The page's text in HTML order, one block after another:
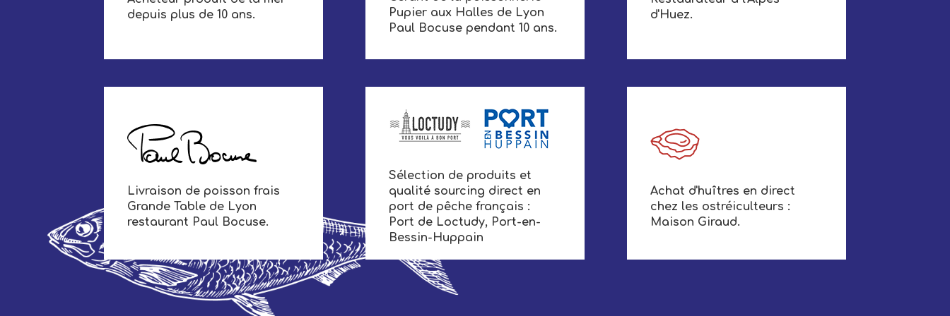
depuis plus de 10 ans.
Pupier aux Halles de Lyon
Paul Bocuse pendant 10 ans.
d'Huez.
Livraison de poisson frais
Grande Table de Lyon
restaurant Paul Bocuse.
Sélection de produits et
qualité sourcing direct en
port de pêche français :
Port de Loctudy, Port-en-
Bessin-Huppain
Achat d'huîtres en direct
chez les ostréiculteurs :
Maison Giraud.